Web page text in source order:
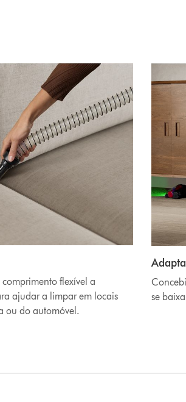
flexível a
ajudar a limpar em locais
ou do automóvel.
se